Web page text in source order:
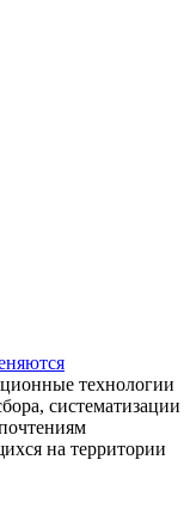
технологии
систематизации
на территории